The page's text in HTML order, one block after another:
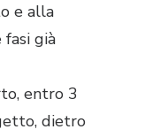
e alla
già
entro 3
dietro